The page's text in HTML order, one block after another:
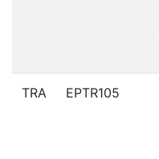
TRA EPTR105